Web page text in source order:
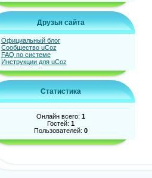
Друзья сайта
Официальный блог
Сообщество uCoz
FAQ по системе
Инструкции для uCoz
Статистика
Онлайн всего: 1
Гостей: 1
Пользователей: 0